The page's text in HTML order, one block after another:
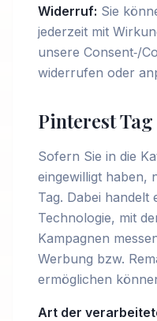
Widerruf: Sie
jederzeit mit
unsere Consent‑/
widerrufen oder
Pinterest Tag
Sofern Sie in die
eingewilligt haben,
Tag. Dabei handelt
Technologie, mit
Kampagnen
Werbung bzw.
ermöglichen
Art der